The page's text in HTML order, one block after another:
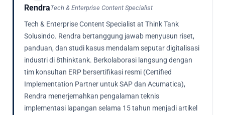
RendraTech & Enterprise Content Specialist
Tech & Enterprise Content Specialist at Think Tank
Solusindo. Rendra bertanggung jawab menyusun riset,
panduan, dan studi kasus mendalam seputar digitalisasi
industri di 8thinktank. Berkolaborasi langsung dengan
tim konsultan ERP bersertifikasi resmi (Certified
Implementation Partner untuk SAP dan Acumatica),
Rendra menerjemahkan pengalaman teknis
implementasi lapangan selama 15 tahun menjadi artikel